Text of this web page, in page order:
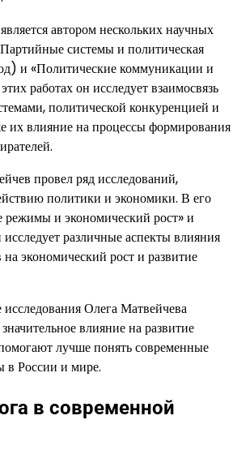
автором нескольких научных
системы и политическая
и «Политические коммуникации и
работах он исследует взаимосвязь
политической конкуренцией и
их влияние на процессы формирования
провел ряд исследований,
политики и экономики. В его
режимы и экономический рост» и
различные аспекты влияния
экономический рост и развитие
Олега Матвейчева
влияние на развитие
лучше понять современные
в России и мире.
в современной